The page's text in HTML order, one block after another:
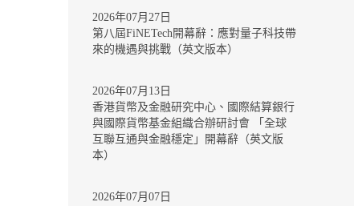
2026年07月27日
第八屆FiNETech開幕辭：應對量子科技帶
來的機遇與挑戰（英文版本）
2026年07月13日
香港貨幣及金融研究中心、國際結算銀行
與國際貨幣基金組織合辦研討會 「全球
互聯互通與金融穩定」開幕辭（英文版
本）
2026年07月07日